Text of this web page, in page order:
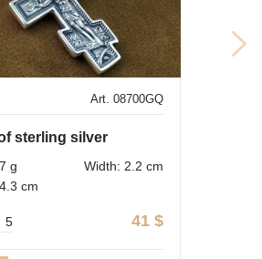
Art. 08700GQ
sterling silver
g
Width: 2.2 cm
cm
41 $
5